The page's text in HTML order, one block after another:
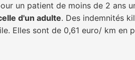
un patient de moins de 2 ans
d'un adulte. Des indemnités
Elles sont de 0,61 euro/ km en